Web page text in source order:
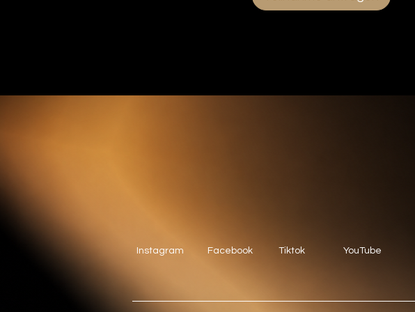
Instagram Facebook Tiktok YouTube